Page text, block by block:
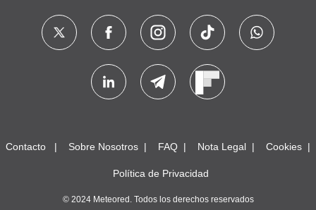
Contacto Sobre Nosotros FAQ Nota Legal Cookies
Política de Privacidad
© 2024 Meteored. Todos los derechos reservados